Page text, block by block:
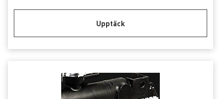
Upptäck